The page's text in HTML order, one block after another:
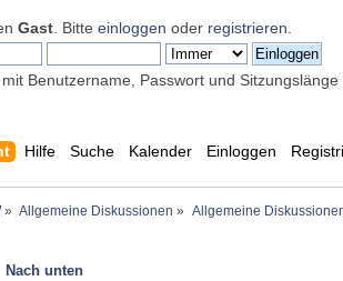
Gast . Bitte einloggen oder registrieren
Benutzername, Passwort und Sitzungslänge
Hilfe Suche Kalender Einloggen
» Allgemeine Diskussionen » Allgemeine
Nach unten